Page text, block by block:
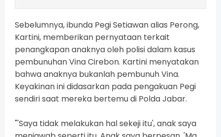
Sebelumnya, ibunda Pegi Setiawan alias Perong,
Kartini, memberikan pernyataan terkait
penangkapan anaknya oleh polisi dalam kasus
pembunuhan Vina Cirebon. Kartini menyatakan
bahwa anaknya bukanlah pembunuh Vina.
Keyakinan ini didasarkan pada pengakuan Pegi
sendiri saat mereka bertemu di Polda Jabar.
"'Saya tidak melakukan hal sekeji itu', anak saya